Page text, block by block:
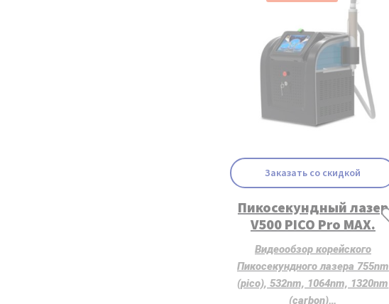
Заказать со скидкой
Пикосекундный лазер
V500 PICO Pro MAX.
Видеообзор корейского
Пикосекундного лазера 755nm
(pico), 532nm, 1064nm, 1320nm
(carbon)…